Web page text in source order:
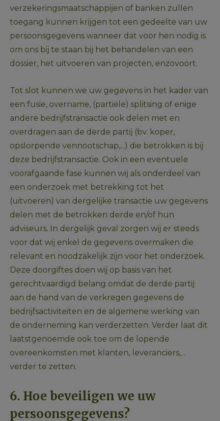
verzekeringsmaatschappijen of banken zullen
toegang kunnen krijgen tot een gedeelte van uw
persoonsgegevens wanneer dat voor hen nodig is
om ons bij te staan bij het behandelen van een
dossier, het uitvoeren van projecten, enzovoort.
Tot slot kunnen we uw gegevens in het kader van
een fusie, overname, (partiële) splitsing of enige
andere bedrijfstransactie ook delen met en
overdragen aan de derde partij (bv. koper,
opslorpende vennootschap,...) die betrokken is bij
deze bedrijfstransactie. Ook in een eventuele
voorafgaande fase kunnen wij als onderdeel van
een onderzoek met betrekking tot het
(uitvoeren) van dergelijke transactie uw gegevens
delen met de betrokken derde en/of hun
adviseurs. In dergelijk geval zorgen wij er steeds
voor dat wij enkel de gegevens overmaken die
relevant en noodzakelijk zijn voor het onderzoek.
Deze doorgiftes doen wij op basis van het
gerechtvaardigd belang omdat de derde partij
aan de hand van de verkregen gegevens de
bedrijfsactiviteiten en de algemene werking van
de onderneming kan verderzetten. Verder laat dit
laatstgenoemde ook toe om de lopende
overeenkomsten met klanten, leveranciers,...
verder te zetten.
6. Hoe beveiligen we uw
persoonsgegevens?